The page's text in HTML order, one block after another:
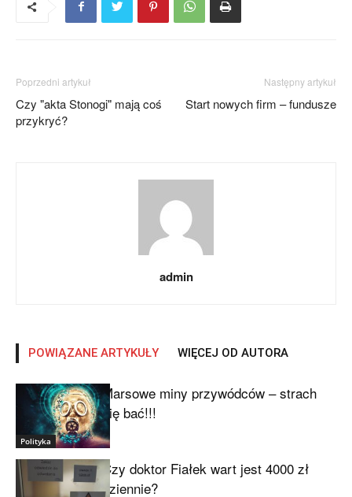
Poprzedni artykuł
Czy "akta Stonogi" mają coś
przykryć?
Następny artykuł
Start nowych firm – fundusze
admin
POWIĄZANE ARTYKUŁY WIĘCEJ OD AUTORA
Polityka
Marsowe miny przywódców – strach
się bać!!!
Czy doktor Fiałek wart jest 4000 zł
dziennie?